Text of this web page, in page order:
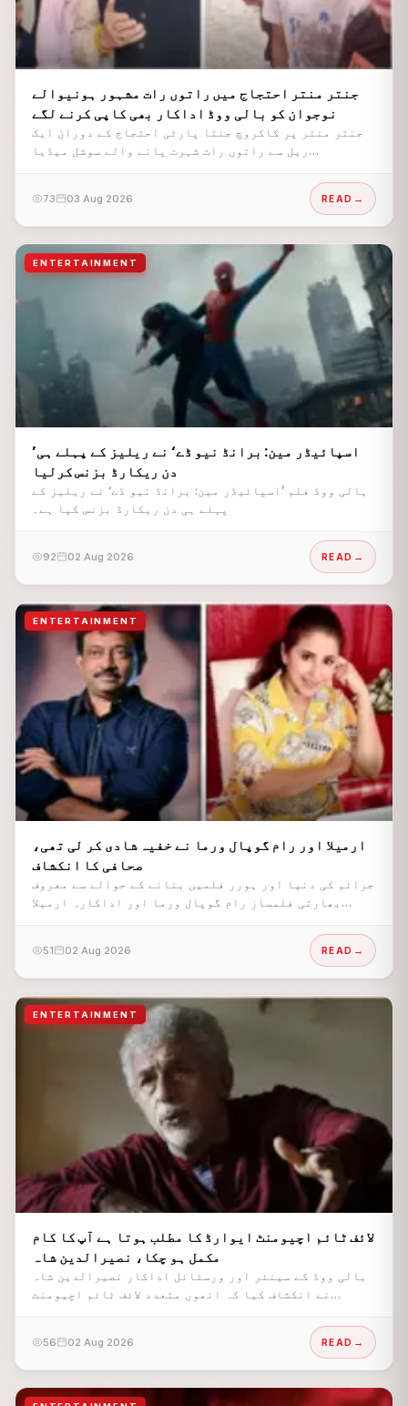
جنتر منتر احتجاج میں راتوں رات مشہور ہونیوالے
نوجوان کو بالی ووڈ اداکار بھی کاپی کرنے لگے
جنتر منتر پر کاکروچ جنتا پارٹی احتجاج کے دوران ایک
ریل سے راتوں رات شہرت پانے والے سوشل میڈیا
73 03 Aug 2026 READ
ENTERTAINMENT
’اسپائیڈر مین: برانڈ نیو ڈے‘ نے ریلیز کے پہلے ہی
دن ریکارڈ بزنس کرلیا
ہالی ووڈ فلم ’اسپائیڈر مین: برانڈ نیو ڈے‘ نے ریلیز کے
پہلے ہی دن ریکارڈ بزنس کیا ہے۔
92 02 Aug 2026 READ
ENTERTAINMENT
ارمیلا اور رام گوپال ورما نے خفیہ شادی کر لی تھی،
صحافی کا انکشاف
جرائم کی دنیا اور ہورر فلمیں بنانے کے حوالے سے معروف
بھارتی فلمساز رام گوپال ورما اور اداکارہ ارمیلا
افواہیں تھیں اور اب دونوں ایک بار پھر سرخیوں میں آ
گئے ہیں۔
51 02 Aug 2026 READ
ENTERTAINMENT
لائف ٹائم اچیومنٹ ایوارڈ کا مطلب ہوتا ہے آپ کا کام
مکمل ہو چکا، نصیرالدین شاہ
بالی ووڈ کے سینئر اور ورسٹائل اداکار نصیرالدین شاہ
نے انکشاف کیا کہ انھوں متعدد لائف ٹائم اچیومنٹ
56 02 Aug 2026 READ